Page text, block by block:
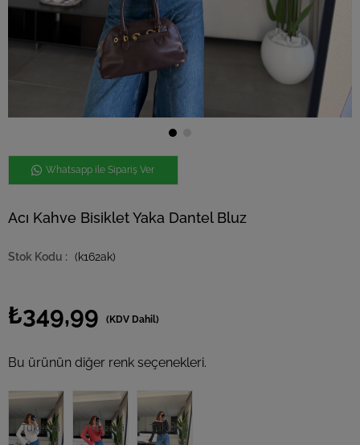
Whatsapp ile Sipariş Ver
Acı Kahve Bisiklet Yaka Dantel Bluz
(k162ak)
₺349,99 (KDV Dahil)
Bu ürünün diğer renk seçenekleri.
Tükendi Tükendi Tükendi